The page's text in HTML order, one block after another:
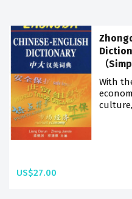
（
With
US$27.00